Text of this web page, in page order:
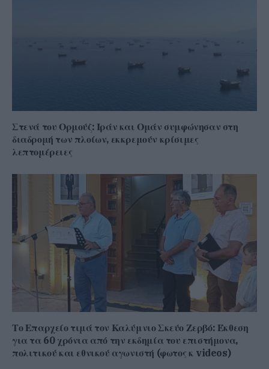
Στενά του Ορμούζ: Ιράν και Ομάν συμφώνησαν στη
διαδρομή των πλοίων, εκκρεμούν κρίσιμες
λεπτομέρειες
Το Επαρχείο τιμά τον Καλύμνιο Σκεύο Ζερβό: Έκθεση
για τα 60 χρόνια από την εκδημία του επιστήμονα,
πολιτικού και εθνικού αγωνιστή (φωτος κ videos)